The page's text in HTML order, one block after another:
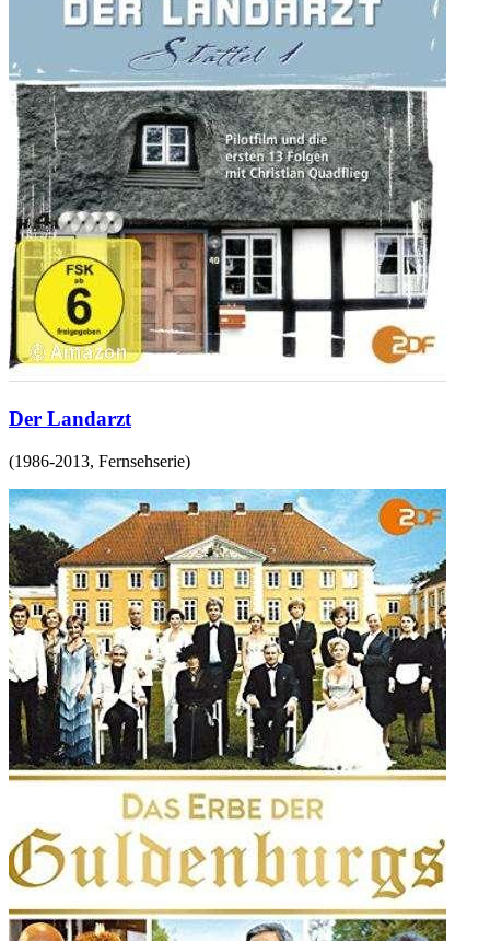
Der Landarzt
(1986-2013, Fernsehserie)